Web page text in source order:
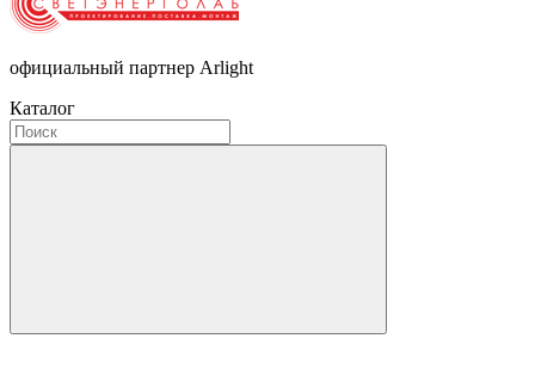
официальный партнер Arlight
Каталог